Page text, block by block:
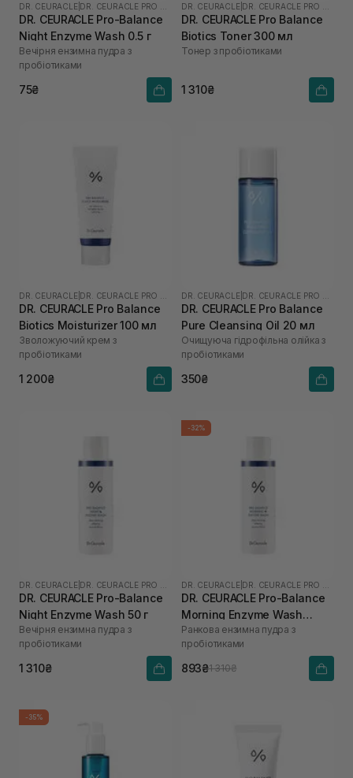
DR. CEURACLE
DR. CEURACLE Pro-Balance
Night Enzyme Wash 0.5 г
Вечірня ензимна пудра з
пробіотиками
75₴
DR. CEURACLE
DR. CEURACLE Pro Balance
Biotics Toner 300 мл
Тонер з пробіотиками
1 310₴
DR. CEURACLE
DR. CEURACLE Pro Balance
Biotics Moisturizer 100 мл
Зволожуючий крем з
пробіотиками
1 200₴
DR. CEURACLE
DR. CEURACLE Pro Balance
Pure Cleansing Oil 20 мл
Очищуюча гідрофільна олійка з
пробіотиками
350₴
DR. CEURACLE
DR. CEURACLE Pro-Balance
Night Enzyme Wash 50 г
Вечірня ензимна пудра з
пробіотиками
1 310₴
-32%
DR. CEURACLE
DR. CEURACLE Pro-Balance
Morning Enzyme Wash
(термін до 01.27р.) 50 г
Ранкова ензимна пудра з
пробіотиками
893₴1 310₴
-35%